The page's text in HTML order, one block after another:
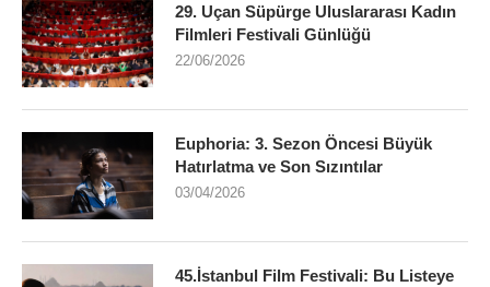
29. Uçan Süpürge Uluslararası Kadın
Filmleri Festivali Günlüğü
22/06/2026
Euphoria: 3. Sezon Öncesi Büyük
Hatırlatma ve Son Sızıntılar
03/04/2026
45.İstanbul Film Festivali: Bu Listeye